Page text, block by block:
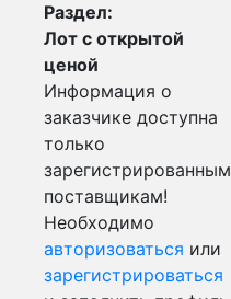
Раздел:
Лот с открытой
ценой
Информация о
заказчике доступна
только
зарегистрированным
поставщикам!
Необходимо
авторизоваться или
зарегистрироваться